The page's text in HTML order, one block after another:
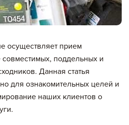
осуществляет прием
совместимых, поддельных и
Данная статья
для ознакомительных целей и
наших клиентов о